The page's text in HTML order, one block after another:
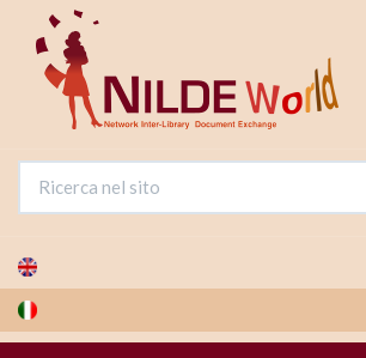
contenuto
principale